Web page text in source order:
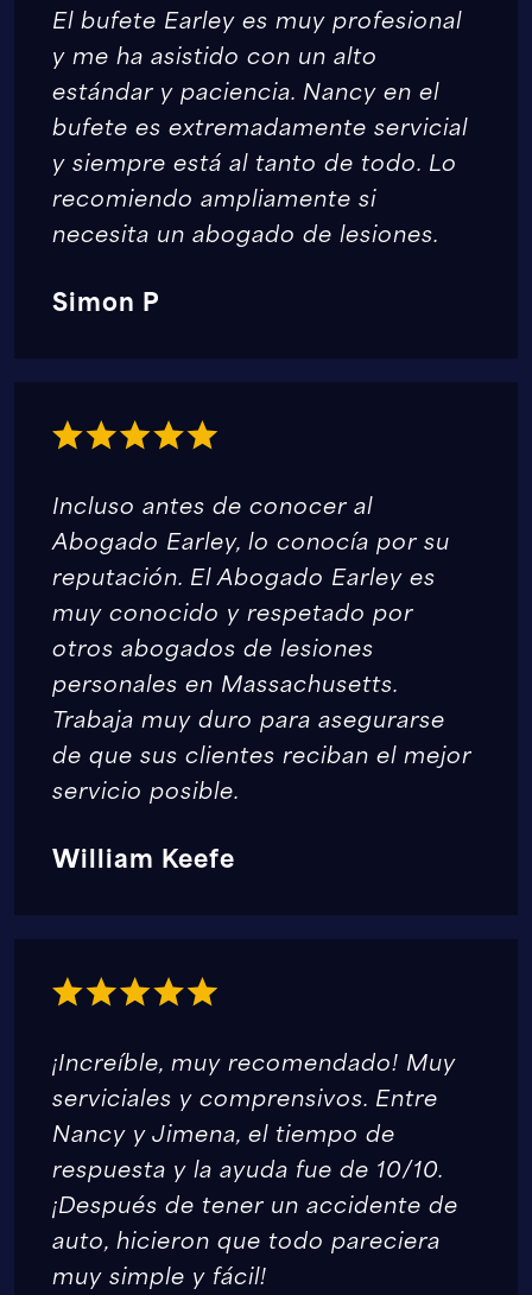
El bufete Earley es muy profesional
y me ha asistido con un alto
estándar y paciencia. Nancy en el
bufete es extremadamente servicial
y siempre está al tanto de todo. Lo
recomiendo ampliamente si
necesita un abogado de lesiones.
Simon P
Incluso antes de conocer al
Abogado Earley, lo conocía por su
reputación. El Abogado Earley es
muy conocido y respetado por
otros abogados de lesiones
personales en Massachusetts.
Trabaja muy duro para asegurarse
de que sus clientes reciban el mejor
servicio posible.
William Keefe
¡Increíble, muy recomendado! Muy
serviciales y comprensivos. Entre
Nancy y Jimena, el tiempo de
respuesta y la ayuda fue de 10/10.
¡Después de tener un accidente de
auto, hicieron que todo pareciera
muy simple y fácil!